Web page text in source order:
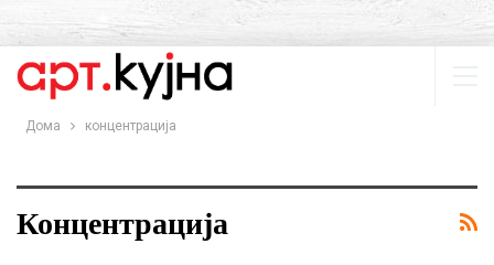
Дома концентрација
Концентрација